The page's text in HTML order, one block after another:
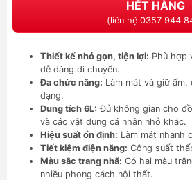
HẾT HÀNG
(liên hệ 0357 944
Thiết kế nhỏ gọn, tiện lợi: Phù hợp
dễ dàng di chuyển.
Đa chức năng: Làm mát và giữ ấm,
dạng.
Dung tích 6L: Đủ không gian cho
và các vật dụng cá nhân nhỏ khác.
Hiệu suất ổn định: Làm mát nhanh
Tiết kiệm điện năng: Công suất
Màu sắc trang nhã: Có hai màu
nhiều phong cách nội thất.